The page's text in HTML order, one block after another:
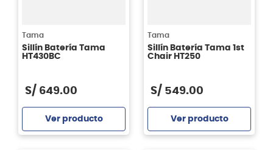
Tama
Sillín Batería Tama
HT430BC
S/ 649.00
Ver producto
Tama
Sillín Batería Tama 1st
Chair HT250
S/ 549.00
Ver producto